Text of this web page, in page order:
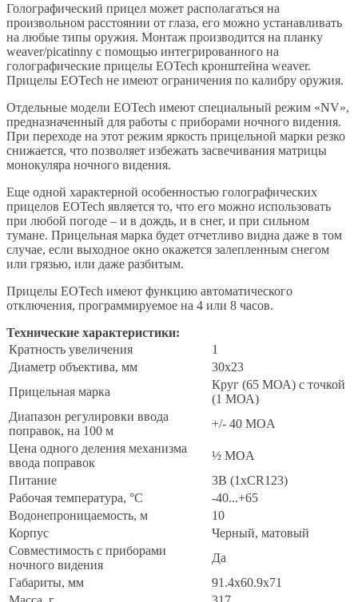
Голографический прицел может располагаться на
произвольном расстоянии от глаза, его можно устанавливать
на любые типы оружия. Монтаж производится на планку
weaver/picatinny с помощью интегрированного на
голографические прицелы EOTech кронштейна weaver.
Прицелы EOTech не имеют ограничения по калибру оружия.
Отдельные модели EOTech имеют специальный режим «NV»,
предназначенный для работы с приборами ночного видения.
При переходе на этот режим яркость прицельной марки резко
снижается, что позволяет избежать засвечивания матрицы
монокуляра ночного видения.
Еще одной характерной особенностью голографических
прицелов EOTech является то, что его можно использовать
при любой погоде – и в дождь, и в снег, и при сильном
тумане. Прицельная марка будет отчетливо видна даже в том
случае, если выходное окно окажется залепленным снегом
или грязью, или даже разбитым.
Прицелы EOTech имеют функцию автоматического
отключения, программируемое на 4 или 8 часов.
Технические характеристики:
Кратность увеличения
1
Диаметр объектива, мм
30x23
Прицельная марка
Круг (65 МОА) с точкой
(1 МОА)
Диапазон регулировки ввода
поправок, на 100 м
+/- 40 MOA
Цена одного деления механизма
ввода поправок
½ MOA
Питание
3В (1xCR123)
Рабочая температура, °C
-40...+65
Водонепроницаемость, м
10
Корпус
Черный, матовый
Совместимость с приборами
ночного видения
Да
Габариты, мм
91.4x60.9x71